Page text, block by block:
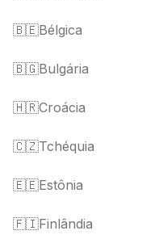
🇧🇪Bélgica
🇧🇬Bulgária
🇭🇷Croácia
🇨🇿Tchéquia
🇪🇪Estônia
🇫🇮Finlândia